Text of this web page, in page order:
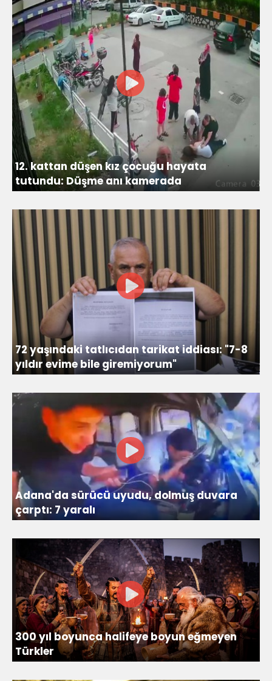
12. kattan düşen kız çocuğu hayata
tutundu: Düşme anı kamerada
72 yaşındaki tatlıcıdan tarikat iddiası: "7-8
yıldır evime bile giremiyorum"
Adana'da sürücü uyudu, dolmuş duvara
çarptı: 7 yaralı
300 yıl boyunca halifeye boyun eğmeyen
Türkler